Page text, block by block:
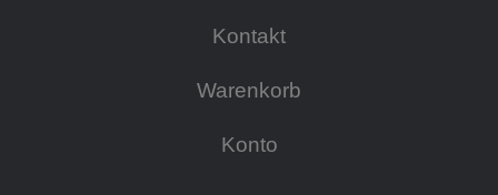
Kontakt
Warenkorb
Konto